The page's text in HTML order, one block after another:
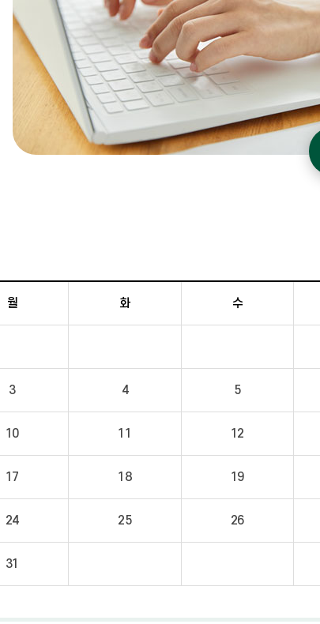
월 화 수
3 4 5
10 11 12
17 18 19
24 25 26
31